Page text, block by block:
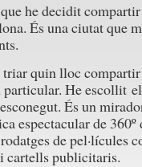
he decidit
És una ciutat que
quin lloc compartir
particular. He escollit
És un
espectacular de
de pel·lícules
cartells publicitaris.